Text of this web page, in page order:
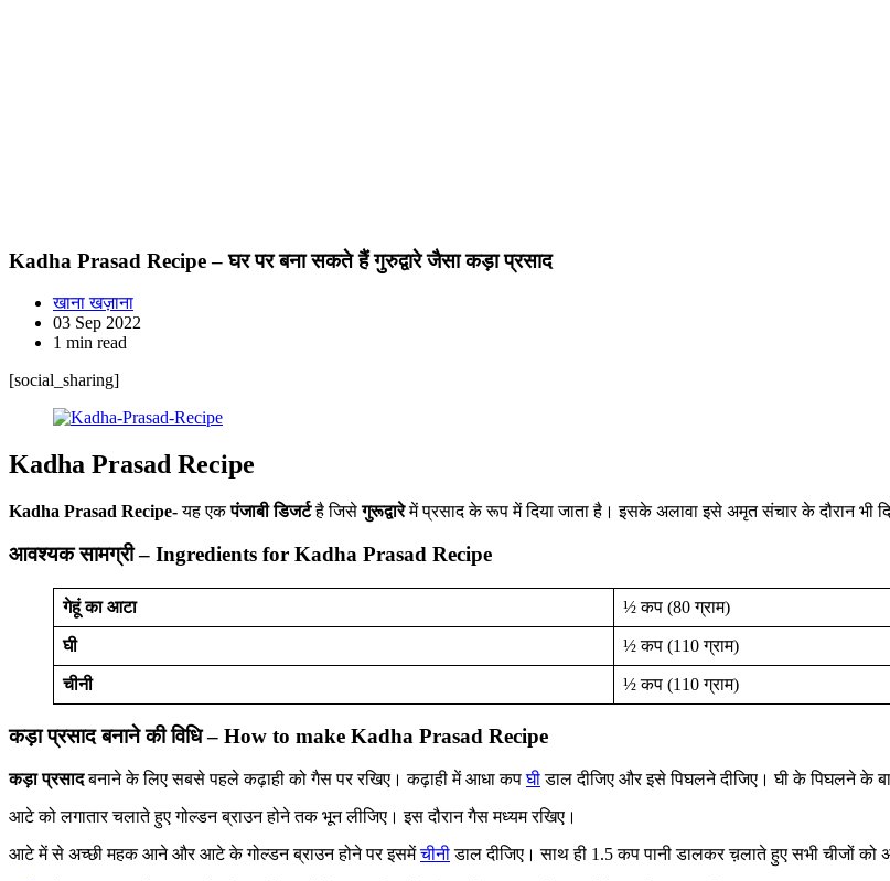
Kadha Prasad Recipe – घर पर बना सकते हैं गुरुद्वारे जैसा कड़ा प्रसाद
खाना खज़ाना
03 Sep 2022
1 min read
[social_sharing]
Kadha Prasad Recipe
Kadha Prasad Recipe-यह एकपंजाबी डिजर्टहै जिसेगुरूद्वारेमें प्रसाद के रूप में दिया जाता है। इसके अलावा इसे अमृत संचार के दौरान भी
आवश्यक सामग्री – Ingredients for Kadha Prasad Recipe
गेहूं का आटा ½ कप (80 ग्राम)
घी ½ कप (110 ग्राम)
चीनी ½ कप (110 ग्राम)
कड़ा प्रसाद बनाने की विधि – How to make Kadha Prasad Recipe
कड़ा प्रसादबनाने के लिए सबसे पहले कढ़ाही को गैस पर रखिए। कढ़ाही में आधा कपघीडाल दीजिए और इसे पिघलने दीजिए। घी के पिघलने के
आटे को लगातार चलाते हुए गोल्डन ब्राउन होने तक भून लीजिए। इस दौरान गैस मध्यम रखिए।
आटे में से अच्छी महक आने और आटे के गोल्डन ब्राउन होने पर इसमेंचीनीडाल दीजिए। साथ ही 1.5 कप पानी डालकर च़लाते हुए सभी चीजों